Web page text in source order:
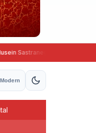
Kembali
Modern